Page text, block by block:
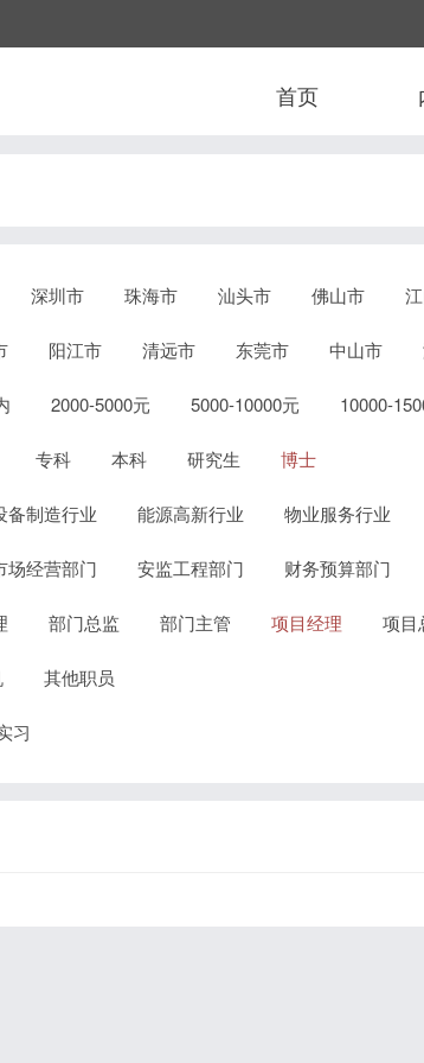
首页
深圳市 珠海市 汕头市 佛山市
阳江市 清远市 东莞市 中山市
2000-5000元 5000-10000元 10000-
专科 本科 研究生 博士
备制造行业 能源高新行业 物业服务行业
场经营部门 安监工程部门 财务预算部门
部门总监 部门主管 项目经理 项目
其他职员
习